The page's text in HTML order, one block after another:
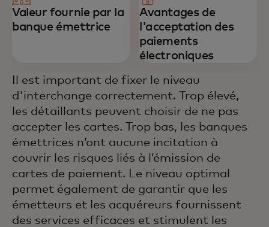
Valeur fournie par la
banque émettrice
Avantages de
l'acceptation des
paiements
électroniques
Il est important de fixer le niveau
d'interchange correctement. Trop élevé,
les détaillants peuvent choisir de ne pas
accepter les cartes. Trop bas, les banques
émettrices n’ont aucune incitation à
couvrir les risques liés à l’émission de
cartes de paiement. Le niveau optimal
permet également de garantir que les
émetteurs et les acquéreurs fournissent
des services efficaces et stimulent les